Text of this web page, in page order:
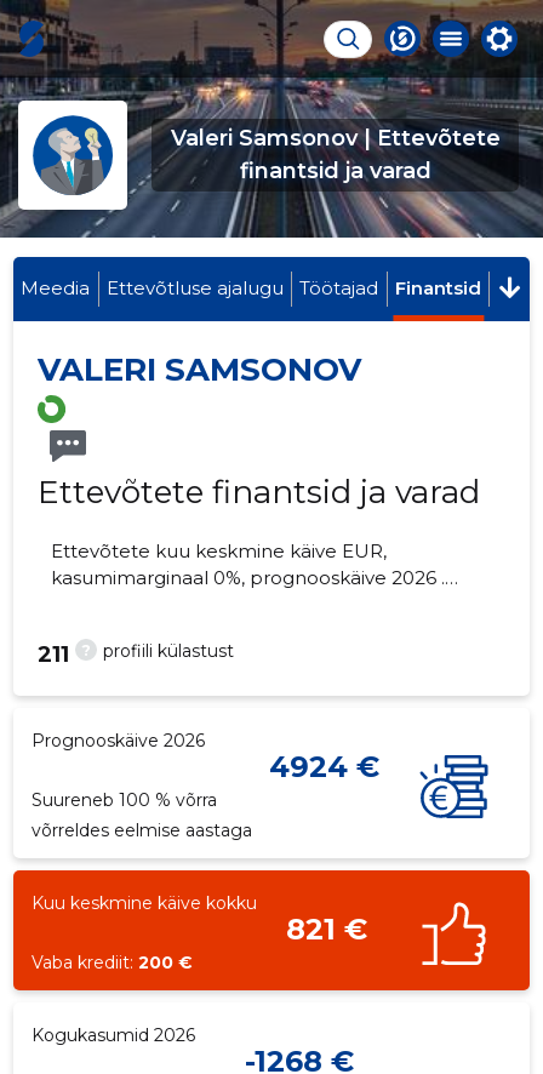
Valeri Samsonov | Ettevõtete
finantsid ja varad
Meedia Ettevõtluse ajalugu Töötajad Finantsid
VALERI SAMSONOV
Ettevõtete finantsid ja varad
Ettevõtete kuu keskmine käive EUR,
kasumimarginaal 0%, prognooskäive 2026 .
? profiili külastust
211
Prognooskäive 2026
4924 €
Suureneb 100 % võrra
võrreldes eelmise aastaga
Kuu keskmine käive kokku
821 €
Vaba krediit:200 €
Kogukasumid 2026
-1268 €